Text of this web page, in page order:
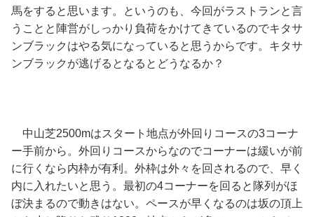
馬をすると思います。というのも、今回がラストランと言
うことと陣営がしっかり負荷をかけてきているのでキタサ
ンブラックはやる気になっていると思うからです。キタサ
ンブラックが逃げるとなるとどうなるか？
中山芝2500mはスタート地点が外回りコースの3コーナ
ー手前から。外回りコースからなのでコーナーは緩いが前
に行くなら内枠が有利。外枠は外々を回されるので、早く
内に入れたいと思う。最初の4コーナーを回ると隊列がほ
ぼ決まるので動きはない。ペースが早くなるのは坂の頂上